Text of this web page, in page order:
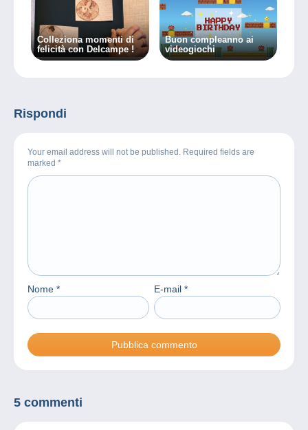
Colleziona momenti di
felicità con Delcampe !
Buon compleanno ai
videogiochi
Rispondi
Your email address will not be published. Required fields are
marked *
Nome * E-mail *
5 commenti